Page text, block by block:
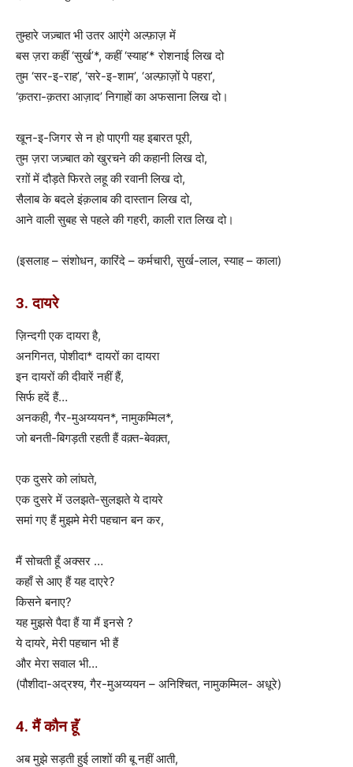
तुम्हारे जज़्बात भी उतर आएंगे अल्फ़ाज़ में
बस ज़रा कहीं ‘सुर्ख’*, कहीं ‘स्याह’* रोशनाई लिख दो
तुम ‘सर-इ-राह’, ‘सरे-इ-शाम’, ‘अल्फ़ाज़ों पे पहरा’,
‘क़तरा-क़तरा आज़ाद’ निगाहों का अफसाना लिख दो।
खून-इ-जिगर से न हो पाएगी यह इबारत पूरी,
तुम ज़रा जज़्बात को खुरचने की कहानी लिख दो,
रग़ों में दौड़ते फिरते लहू की रवानी लिख दो,
सैलाब के बदले इंक़लाब की दास्तान लिख दो,
आने वाली सुबह से पहले की गहरी, काली रात लिख दो।
(इसलाह – संशोधन, कारिंदे – कर्मचारी, सुर्ख-लाल, स्याह – काला)
3. दायरे
ज़िन्दगी एक दायरा है,
अनगिनत, पोशीदा* दायरों का दायरा
इन दायरों की दीवारें नहीं हैं,
सिर्फ हदें हैं…
अनकही, गैर-मुअय्ययन*, नामुकम्मिल*,
जो बनती-बिगड़ती रहती हैं वक़्त-बेवक़्त,
एक दुसरे को लांघते,
एक दुसरे में उलझते-सुलझते ये दायरे
समां गए हैं मुझमे मेरी पहचान बन कर,
मैं सोचती हूँ अक्सर …
कहाँ से आए हैं यह दाएरे?
किसने बनाए?
यह मुझसे पैदा हैं या मैं इनसे ?
ये दायरे, मेरी पहचान भी हैं
और मेरा सवाल भी…
(पौशीदा-अद्रश्य, गैर-मुअय्ययन – अनिश्चित, नामुकम्मिल- अधूरे)
4. मैं कौन हूॅं
अब मुझे सड़ती हुई लाशों की बू नहीं आती,